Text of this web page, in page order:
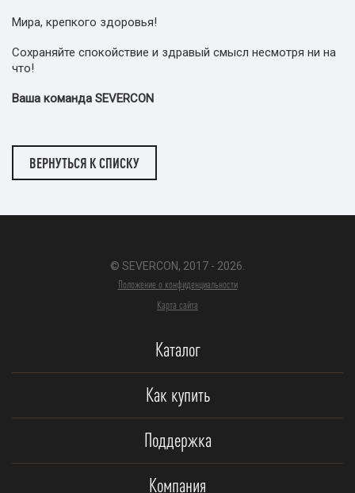
Мира, крепкого здоровья!
Сохраняйте спокойствие и здравый смысл несмотря ни на
что!
Ваша команда SEVERCON
ВЕРНУТЬСЯ К СПИСКУ
© SEVERCON, 2017 - 2026.
Положение о конфиденциальности
Карта сайта
Каталог
Как купить
Поддержка
Компания